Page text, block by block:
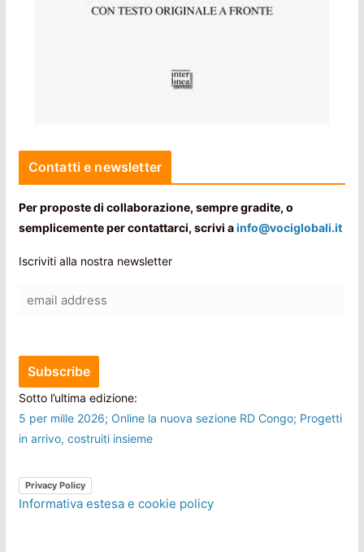
Contatti e newsletter
Per proposte di collaborazione, sempre gradite, o
semplicemente per contattarci, scrivi ainfo@vociglobali.it
Iscriviti alla nostra newsletter
Sotto l’ultima edizione:
5 per mille 2026; Online la nuova sezione RD Congo; Progetti
in arrivo, costruiti insieme
Privacy Policy
Informativa estesa e cookie policy